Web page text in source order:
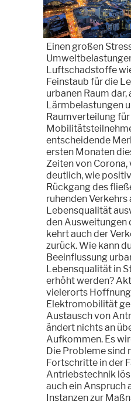
Einen großen
Luftschadstoffe
Feinstaub für die
urbanen Raum dar,
Lärmbelastungen
Raumverteilung für
entscheidende
ersten Monaten
Zeiten von Corona,
deutlich, wie
Rückgang des
ruhenden Verkehrs
Lebensqualität
den Ausweitungen
kehrt auch der
zurück. Wie kann
Beeinflussung
Lebensqualität in
erhöht werden?
vielerorts
Elektromobilität
Austausch von
ändert nichts an
Aufkommen. Es
Die Probleme sind
Fortschritte in der
Antriebstechnik
auch ein Anspruch
Instanzen zur